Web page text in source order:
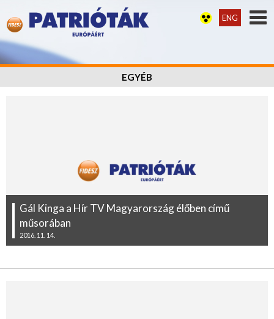
ENG
EGYÉB
Gál Kinga a Hír TV Magyarország élőben című
műsorában
2016. 11. 14.